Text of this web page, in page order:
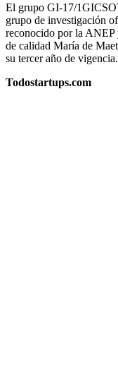
El grupo GI-17/
grupo de investigación
reconocido por la ANEP
de calidad María de
su tercer año de vigencia.
Todostartups.com